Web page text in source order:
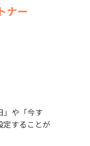
」や「今す
定することが